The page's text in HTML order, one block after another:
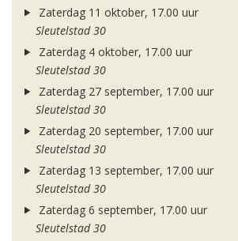
Zaterdag 11 oktober, 17.00 uur
Sleutelstad 30
Zaterdag 4 oktober, 17.00 uur
Sleutelstad 30
Zaterdag 27 september, 17.00 uur
Sleutelstad 30
Zaterdag 20 september, 17.00 uur
Sleutelstad 30
Zaterdag 13 september, 17.00 uur
Sleutelstad 30
Zaterdag 6 september, 17.00 uur
Sleutelstad 30